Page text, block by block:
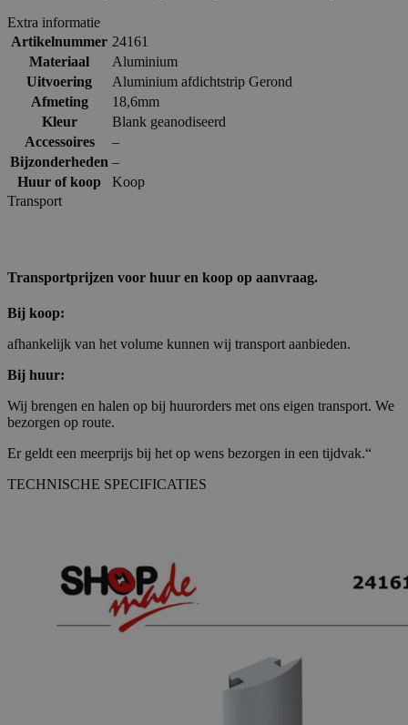
Extra informatie
Artikelnummer 24161
Materiaal
Aluminium
Uitvoering
Aluminium afdichtstrip Gerond
Afmeting
18,6mm
Kleur
Blank geanodiseerd
Accessoires
–
Bijzonderheden –
Huur of koop
Koop
Transport
Transportprijzen voor huur en koop op aanvraag.
Bij koop:
afhankelijk van het volume kunnen wij transport aanbieden.
Bij huur:
Wij brengen en halen op bij huurorders met ons eigen transport. We
bezorgen op route.
Er geldt een meerprijs bij het op wens bezorgen in een tijdvak.“
TECHNISCHE SPECIFICATIES